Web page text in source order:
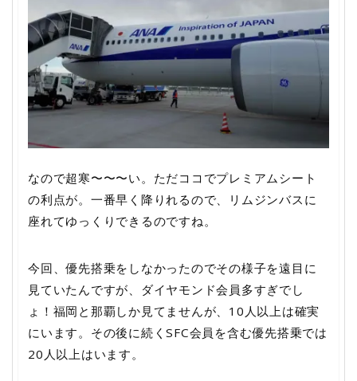
なので超寒〜〜〜い。ただココでプレミアムシート
の利点が。一番早く降りれるので、リムジンバスに
座れてゆっくりできるのですね。
今回、優先搭乗をしなかったのでその様子を遠目に
見ていたんですが、ダイヤモンド会員多すぎでし
ょ！福岡と那覇しか見てませんが、10人以上は確実
にいます。その後に続くSFC会員を含む優先搭乗では
20人以上はいます。